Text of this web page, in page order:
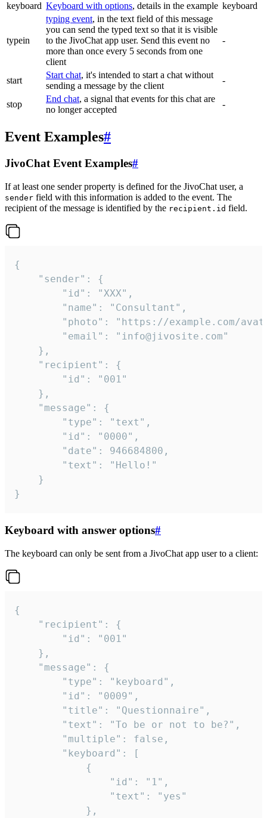
keyboard Keyboard with options, details in the example keyboard
typein
typing event, in the text field of this message
you can send the typed text so that it is visible
to the JivoChat app user. Send this event no
more than once every 5 seconds from one
client
-
start
Start chat, it's intended to start a chat without
sending a message by the client
-
stop
End chat, a signal that events for this chat are
no longer accepted
-
Event Examples#
JivoChat Event Examples#
If at least one sender property is defined for the JivoChat user, a
sender field with this information is added to the event. The
recipient of the message is identified by the recipient.id field.
{
}
Keyboard with answer options#
The keyboard can only be sent from a JivoChat app user to a client:
{